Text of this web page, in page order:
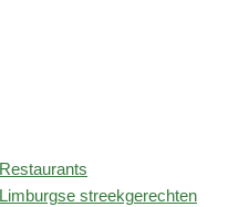
Restaurants
Limburgse streekgerechten